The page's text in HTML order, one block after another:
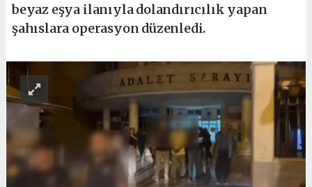
beyaz eşya ilanıyla dolandırıcılık yapan
şahıslara operasyon düzenledi.